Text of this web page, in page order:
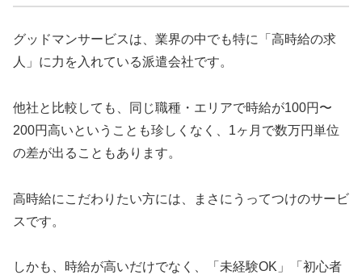
グッドマンサービスは、業界の中でも特に「高時給の求
人」に力を入れている派遣会社です。
他社と比較しても、同じ職種・エリアで時給が100円〜
200円高いということも珍しくなく、1ヶ月で数万円単位
の差が出ることもあります。
高時給にこだわりたい方には、まさにうってつけのサービ
スです。
しかも、時給が高いだけでなく、「未経験OK」「初心者